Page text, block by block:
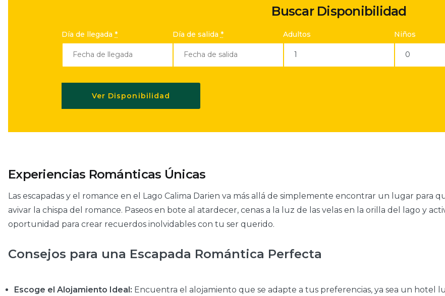
Buscar Disponibilidad
Día de llegada * Día de salida * Adultos Niños
Experiencias Románticas Únicas
Las escapadas y el romance en el Lago Calima Darien va más allá de simplemente encontrar un lugar para
avivar la chispa del romance. Paseos en bote al atardecer, cenas a la luz de las velas en la orilla del lago y
oportunidad para crear recuerdos inolvidables con tu ser querido.
Consejos para una Escapada Romántica Perfecta
Escoge el Alojamiento Ideal: Encuentra el alojamiento que se adapte a tus preferencias, ya sea un hotel